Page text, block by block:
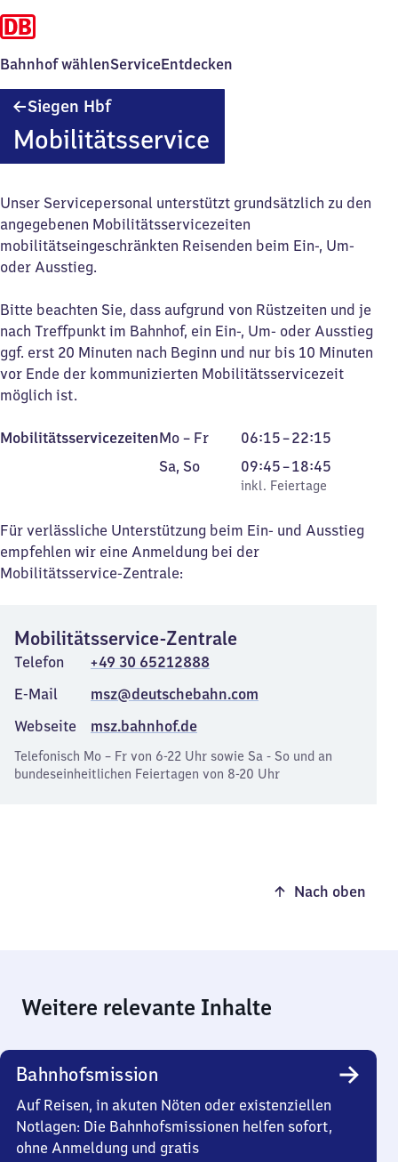
Bahnhof wählenServiceEntdecken
Siegen HbfSiegen
Mobilitätsservice
Unser Servicepersonal unterstützt grundsätzlich zu den
angegebenen Mobilitätsservicezeiten
mobilitätseingeschränkten Reisenden beim Ein-, Um-
oder Ausstieg.
Bitte beachten Sie, dass aufgrund von Rüstzeiten und je
nach Treffpunkt im Bahnhof, ein Ein-, Um- oder Ausstieg
ggf. erst 20 Minuten nach Beginn und nur bis 10 Minuten
vor Ende der kommunizierten Mobilitätsservicezeit
möglich ist.
MobilitätsservicezeitenMontag
bis
Freitag
Mo – Fr 06:15–22:15
Von
6
Uhr
bis
22
Samstag
Sa, So,
inkl. Feiertage
09:45–18:45
Von
9
45
bis
inkl. Feiertage
Für verlässliche Unterstützung beim Ein- und Ausstieg
empfehlen wir eine Anmeldung bei der
Mobilitätsservice-Zentrale:
Mobilitätsservice-Zentrale
Telefon
+49 30 65212888
E-Mail
msz@deutschebahn.com
Webseite
msz.bahnhof.de
Telefonisch Mo – Fr von 6-22 Uhr sowie Sa - So und an
bundeseinheitlichen Feiertagen von 8-20 Uhr
Nach oben
Weitere relevante Inhalte
Bahnhofsmission
Auf Reisen, in akuten Nöten oder existenziellen
Notlagen: Die Bahnhofsmissionen helfen sofort,
ohne Anmeldung und gratis